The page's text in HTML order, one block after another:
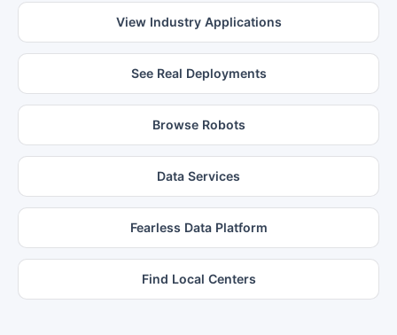
View Industry Applications
See Real Deployments
Browse Robots
Data Services
Fearless Data Platform
Find Local Centers